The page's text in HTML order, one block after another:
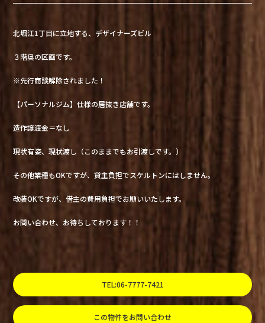
北堀江1丁目に立地する、デザイナーズビル
３階奥の区画です。
※先行商談解除されました！
【パーソナルジム】仕様の居抜き店舗です。
造作譲渡金＝なし
現状有姿、現状渡し（このままでもお引渡しです。）
その他業種もOKですが、貸主負担でスケルトンにはしません。
改装OKですが、借主の費用負担でお願いいたします。
お問い合わせ、お待ちしております！！
TEL:06-7777-7421
この物件をお問い合わせ